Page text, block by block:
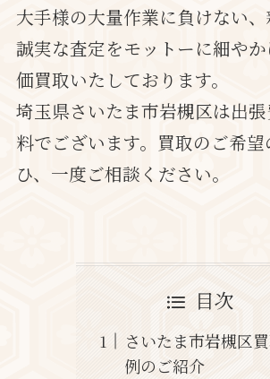
大手様の大量作業に負けない、
誠実な査定をモットーに細や
価買取いたしております。
埼玉県さいたま市岩槻区は出
料でございます。買取のご希
ひ、一度ご相談ください。
目次
さいたま市岩槻区
例のご紹介